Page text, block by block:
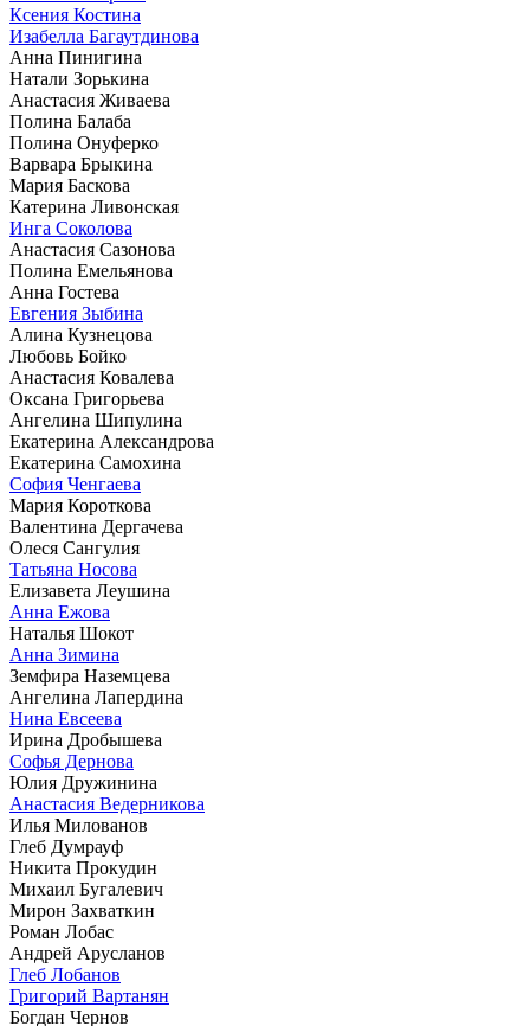
Ксения Костина
Изабелла Багаутдинова
Анна Пинигина
Натали Зорькина
Анастасия Живаева
Полина Балаба
Полина Онуферко
Варвара Брыкина
Мария Баскова
Катерина Ливонская
Инга Соколова
Анастасия Сазонова
Полина Емельянова
Анна Гостева
Евгения Зыбина
Алина Кузнецова
Любовь Бойко
Анастасия Ковалева
Оксана Григорьева
Ангелина Шипулина
Екатерина Александрова
Екатерина Самохина
София Ченгаева
Мария Короткова
Валентина Дергачева
Олеся Сангулия
Татьяна Носова
Елизавета Леушина
Анна Ежова
Наталья Шокот
Анна Зимина
Земфира Наземцева
Ангелина Лапердина
Нина Евсеева
Ирина Дробышева
Софья Дернова
Юлия Дружинина
Анастасия Ведерникова
Илья Милованов
Глеб Думрауф
Никита Прокудин
Михаил Бугалевич
Мирон Захваткин
Роман Лобас
Андрей Арусланов
Глеб Лобанов
Григорий Вартанян
Богдан Чернов